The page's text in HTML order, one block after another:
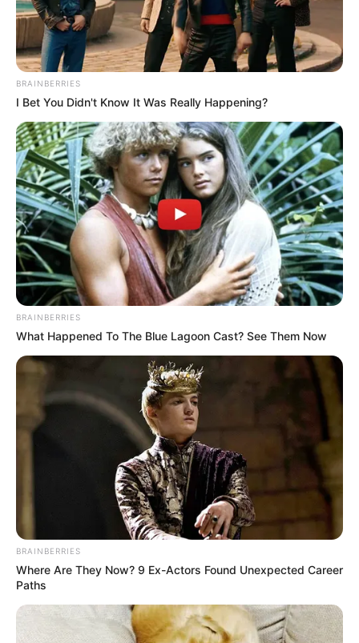
ΣΠΑΜΕ ΤΟ ΜΑΤΡΙΞ – ΤΟ ΒΙΒΛΙΟ
BRAINBERRIES
I Bet You Didn't Know It Was Really Happening?
BRAINBERRIES
What Happened To The Blue Lagoon Cast? See Them Now
BRAINBERRIES
Where Are They Now? 9 Ex-Actors Found Unexpected Career
Paths